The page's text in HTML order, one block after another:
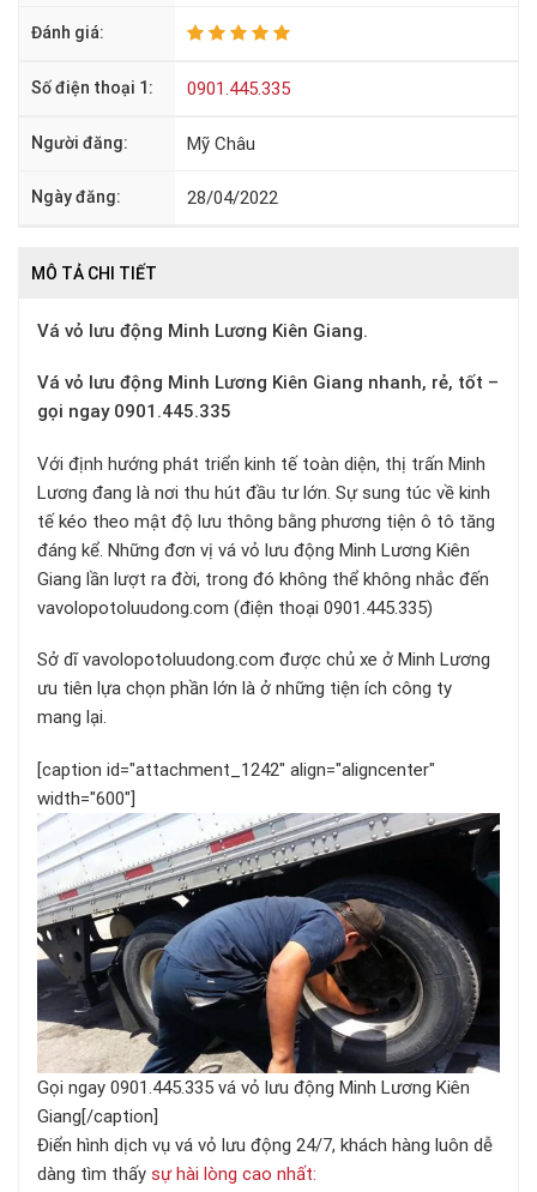
Đánh giá:
Số điện thoại 1: 0901.445.335
Người đăng: Mỹ Châu
Ngày đăng: 28/04/2022
MÔ TẢ CHI TIẾT
Vá vỏ lưu động Minh Lương Kiên Giang.
Vá vỏ lưu động Minh Lương Kiên Giang nhanh, rẻ, tốt –
gọi ngay 0901.445.335
Với định hướng phát triển kinh tế toàn diện, thị trấn Minh
Lương đang là nơi thu hút đầu tư lớn. Sự sung túc về kinh
tế kéo theo mật độ lưu thông bằng phương tiện ô tô tăng
đáng kể. Những đơn vị vá vỏ lưu động Minh Lương Kiên
Giang lần lượt ra đời, trong đó không thể không nhắc đến
vavolopotoluudong.com (điện thoại 0901.445.335)
Sở dĩ vavolopotoluudong.com được chủ xe ở Minh Lương
ưu tiên lựa chọn phần lớn là ở những tiện ích công ty
mang lại.
[caption id="attachment_1242" align="aligncenter"
width="600"]
Gọi ngay 0901.445.335 vá vỏ lưu động Minh Lương Kiên
Giang[/caption]
Điển hình dịch vụ vá vỏ lưu động 24/7, khách hàng luôn dễ
dàng tìm thấy sự hài lòng cao nhất: